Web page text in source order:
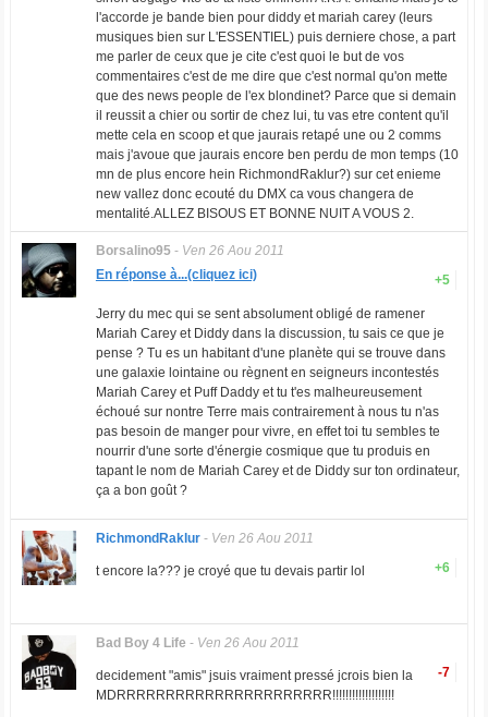
l'accorde je bande bien pour diddy et mariah carey (leurs
musiques bien sur L'ESSENTIEL) puis derniere chose, a part
me parler de ceux que je cite c'est quoi le but de vos
commentaires c'est de me dire que c'est normal qu'on mette
que des news people de l'ex blondinet? Parce que si demain
il reussit a chier ou sortir de chez lui, tu vas etre content qu'il
mette cela en scoop et que jaurais retapé une ou 2 comms
mais j'avoue que jaurais encore ben perdu de mon temps (10
mn de plus encore hein RichmondRaklur?) sur cet enieme
new vallez donc ecouté du DMX ca vous changera de
mentalité.ALLEZ BISOUS ET BONNE NUIT A VOUS 2.
Borsalino95- Ven 26 Aou 2011
+5
En réponse à...(cliquez ici)
Jerry du mec qui se sent absolument obligé de ramener
Mariah Carey et Diddy dans la discussion, tu sais ce que je
pense ? Tu es un habitant d'une planète qui se trouve dans
une galaxie lointaine ou règnent en seigneurs incontestés
Mariah Carey et Puff Daddy et tu t'es malheureusement
échoué sur nontre Terre mais contrairement à nous tu n'as
pas besoin de manger pour vivre, en effet toi tu sembles te
nourrir d'une sorte d'énergie cosmique que tu produis en
tapant le nom de Mariah Carey et de Diddy sur ton ordinateur,
ça a bon goût ?
RichmondRaklur- Ven 26 Aou 2011
+6
t encore la??? je croyé que tu devais partir lol
Bad Boy 4 Life - Ven 26 Aou 2011
-7
decidement "amis" jsuis vraiment pressé jcrois bien la
MDRRRRRRRRRRRRRRRRRRRRRR!!!!!!!!!!!!!!!!!!!